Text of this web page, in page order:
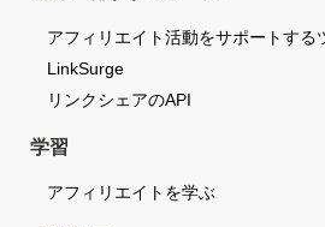
アフィリエイト活動をサポートする
LinkSurge
リンクシェアのAPI
学習
アフィリエイトを学ぶ